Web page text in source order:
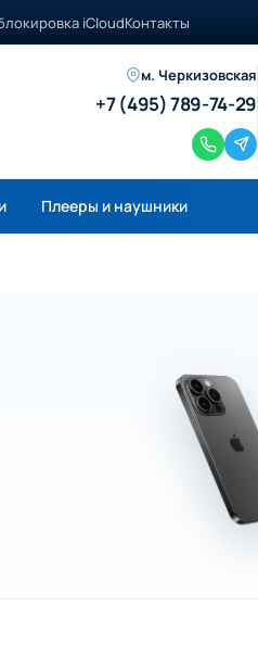
iCloudКонтакты
м. Черкизовская
+7 (495) 789-74-29
Плееры и наушники